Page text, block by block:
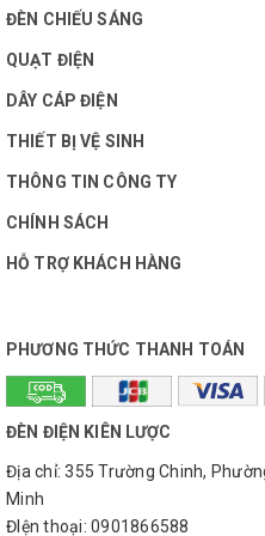
ĐÈN CHIẾU SÁNG
QUẠT ĐIỆN
DÂY CÁP ĐIỆN
THIẾT BỊ VỆ SINH
THÔNG TIN CÔNG TY
CHÍNH SÁCH
HỖ TRỢ KHÁCH HÀNG
PHƯƠNG THỨC THANH TOÁN
ĐÈN ĐIỆN KIÊN LƯỢC
Địa chỉ: 355 Trường Chinh,
Minh
ĐIện thoại: 0901866588